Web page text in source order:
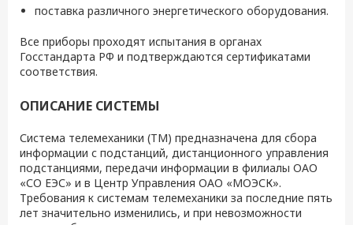
поставка различного энергетического оборудования.
Все приборы проходят испытания в органах
Госстандарта РФ и подтверждаются сертификатами
соответствия.
ОПИСАНИЕ СИСТЕМЫ
Система телемеханики (ТМ) предназначена для сбора
информации с подстанций, дистанционного управления
подстанциями, передачи информации в филиалы ОАО
«СО ЕЭС» и в Центр Управления ОАО «МОЭСК».
Требования к системам телемеханики за последние пять
лет значительно изменились, и при невозможности